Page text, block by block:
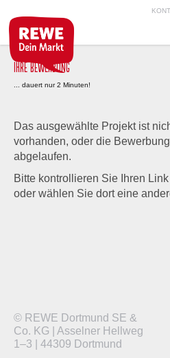
IHRE BEWERBUNG
... dauert nur 2 Minuten!
Das ausgewählte Projekt ist
vorhanden, oder die
abgelaufen.
Bitte kontrollieren Sie Ihren
oder wählen Sie dort eine
© REWE Dortmund SE &
Co. KG | Asselner Hellweg
1–3 | 44309 Dortmund